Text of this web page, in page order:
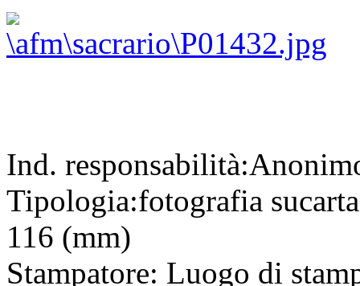
Ind. responsabilità:
Tipologia:fotografia su
116 (mm)
Stampatore: Luogo di